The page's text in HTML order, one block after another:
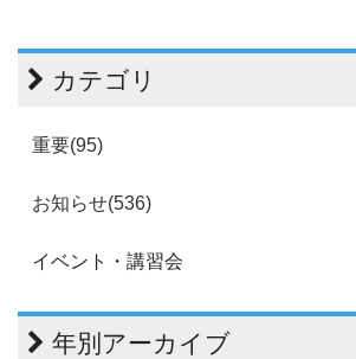
カテゴリ
重要(95)
お知らせ(536)
イベント・講習会
年別アーカイブ